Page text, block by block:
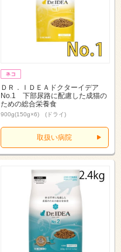
ＤＲ．ＩＤＥＡドクターイデア
No.1 下部尿路に配慮した成猫の
ための総合栄養食
900g(150g×6) (ドライ)
取扱い病院